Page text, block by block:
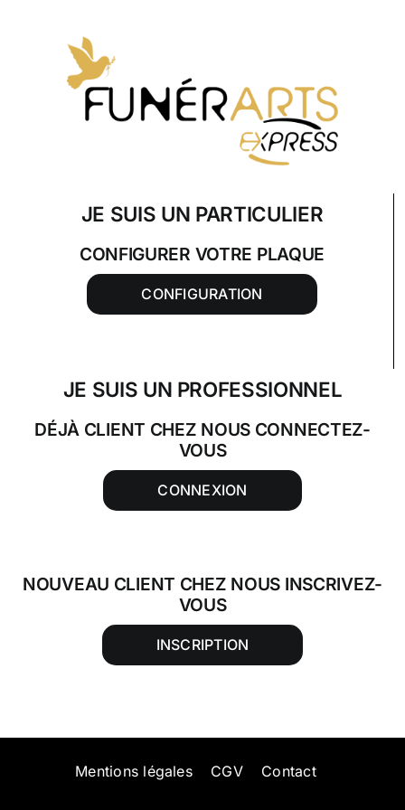
JE SUIS UN PARTICULIER
CONFIGURER VOTRE PLAQUE
CONFIGURATION
JE SUIS UN PROFESSIONNEL
DÉJÀ CLIENT CHEZ NOUS CONNECTEZ-
VOUS
CONNEXION
NOUVEAU CLIENT CHEZ NOUS INSCRIVEZ-
VOUS
INSCRIPTION
Mentions légales CGV Contact